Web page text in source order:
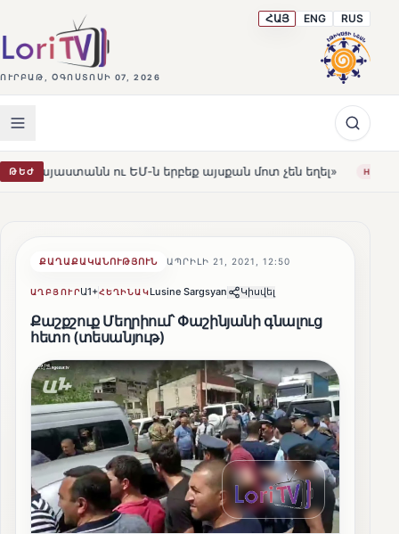
ՈՒՐԲԱԹ, ՕԳՈՍՏՈՍԻ 07, 2026
ՀԱՅ ENG RUS
ԹԵԺ
ու ԵՄ-ն երբեք այսքան մոտ չեն եղել» HOT Լեռնահովիտի
ՔԱՂԱՔԱԿԱՆՈՒԹՅՈՒՆ ԱՊՐԻԼԻ 21, 2021, 12:50
ԱՂԲՅՈՒՐԱ1+ՀԵՂԻՆԱԿLusine Sargsyan Կիսվել
Քաշքշուք Մեղրիում՝ Փաշինյանի գնալուց
հետո (տեսանյութ)